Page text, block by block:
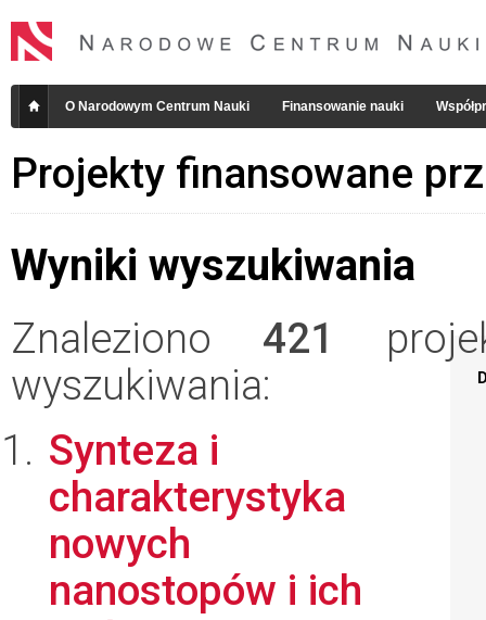
O Narodowym Centrum Nauki Finansowanie nauki
Projekty finansowane
Wyniki wyszukiwania
Znaleziono 421
wyszukiwania:
Synteza i
charakterystyka
nowych
nanostopów i ich